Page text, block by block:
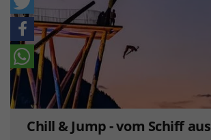
Chill & Jump - vom Schiff aus